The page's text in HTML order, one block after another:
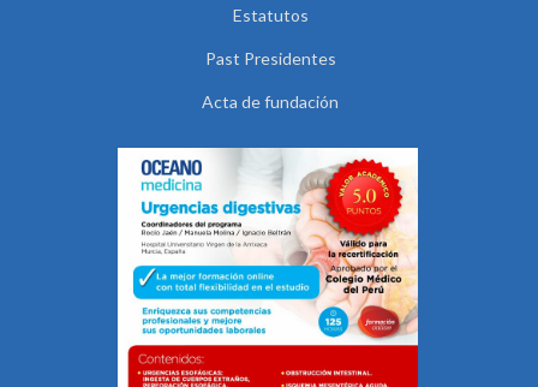
Estatutos
Past Presidentes
Acta de fundación